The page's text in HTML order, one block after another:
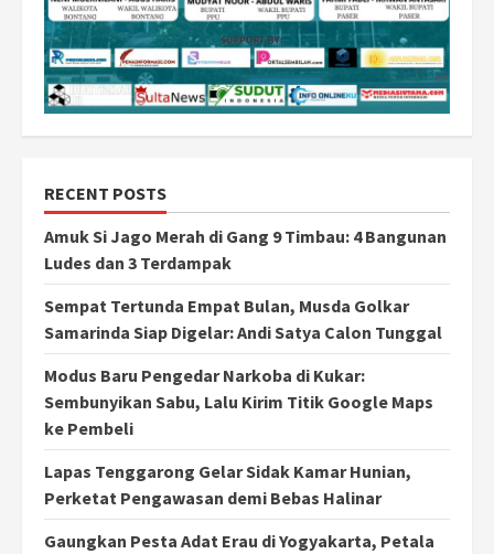
RECENT POSTS
Amuk Si Jago Merah di Gang 9 Timbau: 4 Bangunan
Ludes dan 3 Terdampak
Sempat Tertunda Empat Bulan, Musda Golkar
Samarinda Siap Digelar: Andi Satya Calon Tunggal
Modus Baru Pengedar Narkoba di Kukar:
Sembunyikan Sabu, Lalu Kirim Titik Google Maps
ke Pembeli
Lapas Tenggarong Gelar Sidak Kamar Hunian,
Perketat Pengawasan demi Bebas Halinar
Gaungkan Pesta Adat Erau di Yogyakarta, Petala